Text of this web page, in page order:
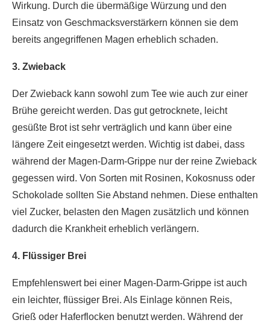
Wirkung. Durch die übermäßige Würzung und den
Einsatz von Geschmacksverstärkern können sie dem
bereits angegriffenen Magen erheblich schaden.
3. Zwieback
Der Zwieback kann sowohl zum Tee wie auch zur einer
Brühe gereicht werden. Das gut getrocknete, leicht
gesüßte Brot ist sehr verträglich und kann über eine
längere Zeit eingesetzt werden. Wichtig ist dabei, dass
während der Magen-Darm-Grippe nur der reine Zwieback
gegessen wird. Von Sorten mit Rosinen, Kokosnuss oder
Schokolade sollten Sie Abstand nehmen. Diese enthalten
viel Zucker, belasten den Magen zusätzlich und können
dadurch die Krankheit erheblich verlängern.
4. Flüssiger Brei
Empfehlenswert bei einer Magen-Darm-Grippe ist auch
ein leichter, flüssiger Brei. Als Einlage können Reis,
Grieß oder Haferflocken benutzt werden. Während der